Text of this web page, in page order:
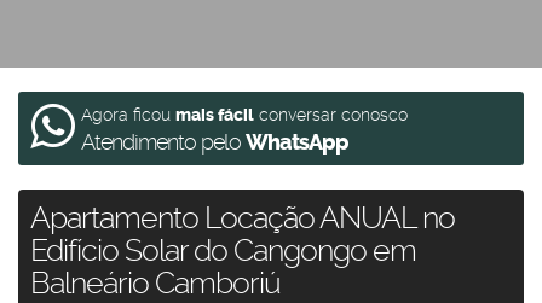
Agora ficou mais fácil conversar conosco
Atendimento peloWhatsApp
Apartamento Locação ANUAL no
Edifício Solar do Cangongo em
Balneário Camboriú